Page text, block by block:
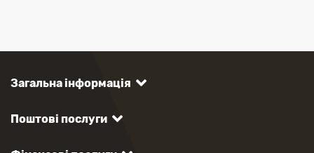
Загальна інформація
Поштові послуги